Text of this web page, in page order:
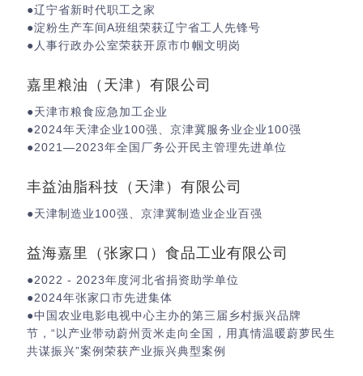
●辽宁省新时代职工之家
●淀粉生产车间A班组荣获辽宁省工人先锋号
●人事行政办公室荣获开原市巾帼文明岗
嘉里粮油（天津）有限公司
●天津市粮食应急加工企业
●2024年天津企业100强、京津冀服务业企业100强
●2021—2023年全国厂务公开民主管理先进单位
丰益油脂科技（天津）有限公司
●天津制造业100强、京津冀制造业企业百强
益海嘉里（张家口）食品工业有限公司
●2022 - 2023年度河北省捐资助学单位
●2024年张家口市先进集体
●中国农业电影电视中心主办的第三届乡村振兴品牌
节，“以产业带动蔚州贡米走向全国，用真情温暖蔚萝民生
共谋振兴”案例荣获产业振兴典型案例